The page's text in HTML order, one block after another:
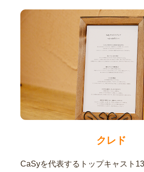
クレド
CaSyを代表するトップキャスト